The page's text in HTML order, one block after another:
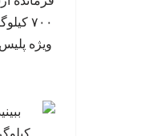
۷۰۰
ویژه